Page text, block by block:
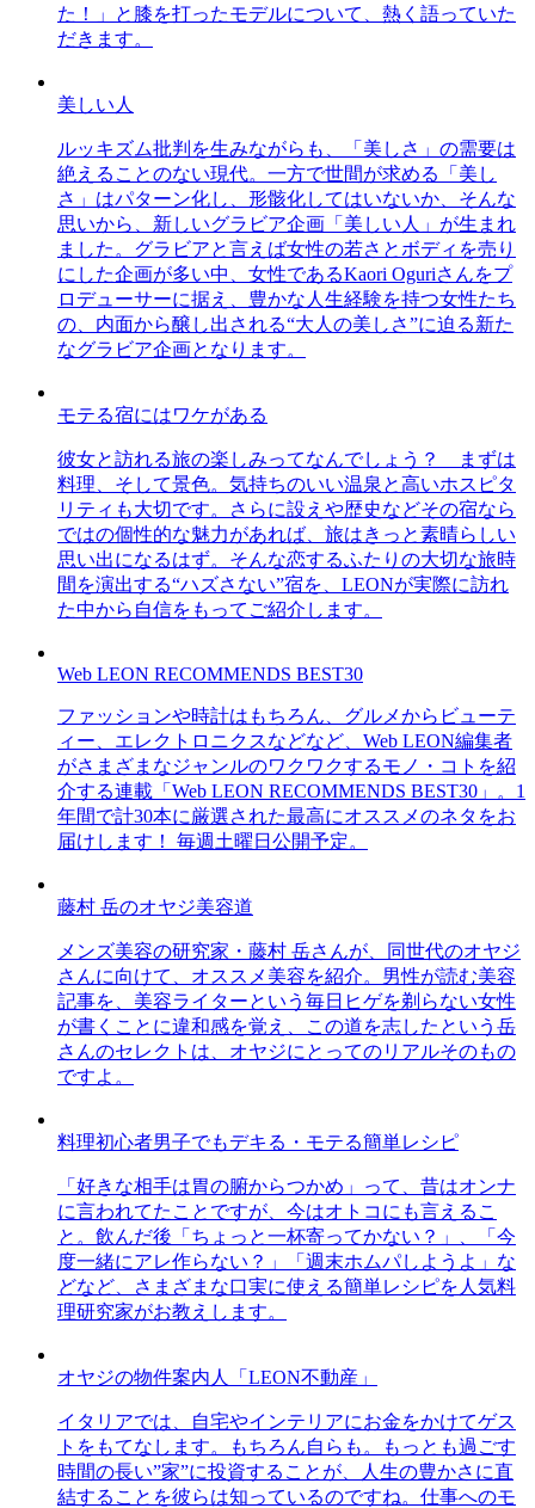
た！」と膝を打ったモデルについて、熱く語っていた
だきます。
美しい人
ルッキズム批判を生みながらも、「美しさ」の需要は
絶えることのない現代。一方で世間が求める「美し
さ」はパターン化し、形骸化してはいないか、そんな
思いから、新しいグラビア企画「美しい人」が生まれ
ました。グラビアと言えば女性の若さとボディを売り
にした企画が多い中、女性であるKaori Oguriさんをプ
ロデューサーに据え、豊かな人生経験を持つ女性たち
の、内面から醸し出される“大人の美しさ”に迫る新た
なグラビア企画となります。
モテる宿にはワケがある
彼女と訪れる旅の楽しみってなんでしょう？ まずは
料理、そして景色。気持ちのいい温泉と高いホスピタ
リティも大切です。さらに設えや歴史などその宿なら
ではの個性的な魅力があれば、旅はきっと素晴らしい
思い出になるはず。そんな恋するふたりの大切な旅時
間を演出する“ハズさない”宿を、LEONが実際に訪れ
た中から自信をもってご紹介します。
Web LEON RECOMMENDS BEST30
ファッションや時計はもちろん、グルメからビューテ
ィー、エレクトロニクスなどなど、Web LEON編集者
がさまざまなジャンルのワクワクするモノ・コトを紹
介する連載「Web LEON RECOMMENDS BEST30」。1
年間で計30本に厳選された最高にオススメのネタをお
届けします！ 毎週土曜日公開予定。
藤村 岳のオヤジ美容道
メンズ美容の研究家・藤村 岳さんが、同世代のオヤジ
さんに向けて、オススメ美容を紹介。男性が読む美容
記事を、美容ライターという毎日ヒゲを剃らない女性
が書くことに違和感を覚え、この道を志したという岳
さんのセレクトは、オヤジにとってのリアルそのもの
ですよ。
料理初心者男子でもデキる・モテる簡単レシピ
「好きな相手は胃の腑からつかめ」って、昔はオンナ
に言われてたことですが、今はオトコにも言えるこ
と。飲んだ後「ちょっと一杯寄ってかない？」、「今
度一緒にアレ作らない？」「週末ホムパしようよ」な
どなど、さまざまな口実に使える簡単レシピを人気料
理研究家がお教えします。
オヤジの物件案内人「LEON不動産」
イタリアでは、自宅やインテリアにお金をかけてゲス
トをもてなします。もちろん自らも。もっとも過ごす
時間の長い”家”に投資することが、人生の豊かさに直
結することを彼らは知っているのですね。仕事へのモ